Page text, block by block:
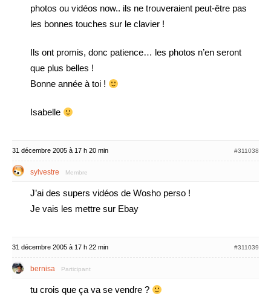
photos ou vidéos now.. ils ne trouveraient peut-être pas
les bonnes touches sur le clavier !
Ils ont promis, donc patience… les photos n’en seront
que plus belles !
Bonne année à toi !
Isabelle
31 décembre 2005 à 17 h 20 min #311038
sylvestre Membre
J’ai des supers vidéos de Wosho perso !
Je vais les mettre sur Ebay
31 décembre 2005 à 17 h 22 min #311039
bernisa Participant
tu crois que ça va se vendre ?